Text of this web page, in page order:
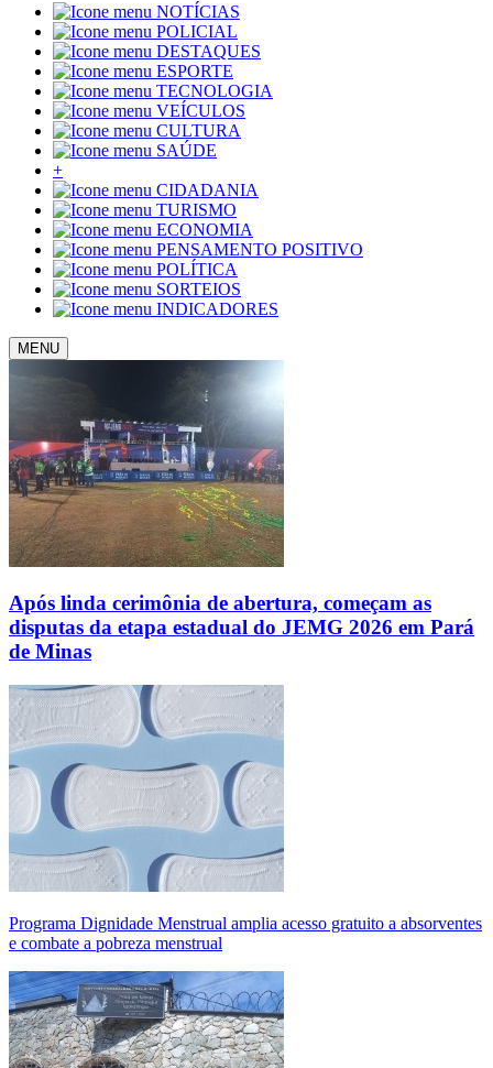
NOTÍCIAS
POLICIAL
DESTAQUES
ESPORTE
TECNOLOGIA
VEÍCULOS
CULTURA
SAÚDE
+
CIDADANIA
TURISMO
ECONOMIA
PENSAMENTO POSITIVO
POLÍTICA
SORTEIOS
INDICADORES
MENU
Após linda cerimônia de abertura, começam as
disputas da etapa estadual do JEMG 2026 em Pará
de Minas
Programa Dignidade Menstrual amplia acesso gratuito a absorventes
e combate a pobreza menstrual